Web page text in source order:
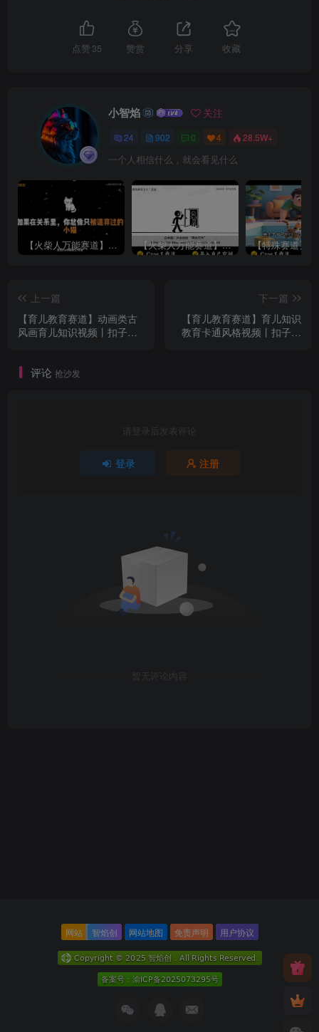
点赞 35 赞赏 分享 收藏
小智焰 关注
24 902 0 4 28.5W+
一个人相信什么，就会看见什么
【火柴人万能赛道】火柴人心理学插画讲解视频丨扣子工作流智能体搭建coze工作流 【火柴人万能赛道】火柴人心理学智能文案视频丨扣子工作流智能体搭建coze工作流
上一篇
【育儿教育赛道】动画类古
风画育儿知识视频丨扣子工
下一篇
【育儿教育赛道】育儿知识
教育卡通风格视频丨扣子工
评论 抢沙发
请登录后发表评论
登录 注册
暂无评论内容
网站 智焰创 网站地图 免责声明 用户协议